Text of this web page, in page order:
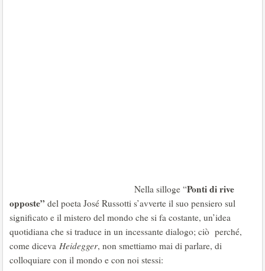
Nella silloge “Ponti di rive
opposte” del poeta José Russotti s’avverte il suo pensiero sul
significato e il mistero del mondo che si fa costante, un’idea
quotidiana che si traduce in un incessante dialogo; ciò perché,
come diceva Heidegger, non smettiamo mai di parlare, di
colloquiare con il mondo e con noi stessi: